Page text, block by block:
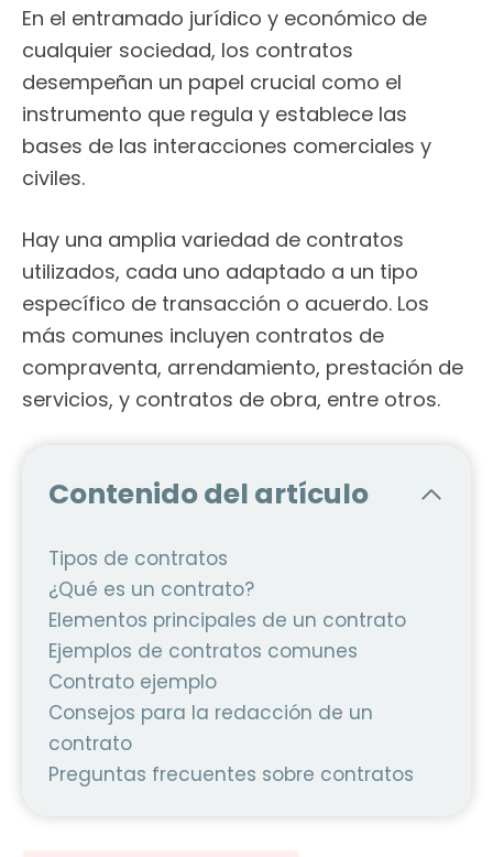
En el entramado jurídico y económico de
cualquier sociedad, los contratos
desempeñan un papel crucial como el
instrumento que regula y establece las
bases de las interacciones comerciales y
civiles.
Hay una amplia variedad de contratos
utilizados, cada uno adaptado a un tipo
específico de transacción o acuerdo. Los
más comunes incluyen contratos de
compraventa, arrendamiento, prestación de
servicios, y contratos de obra, entre otros.
Contenido del artículo
Tipos de contratos
¿Qué es un contrato?
Elementos principales de un contrato
Ejemplos de contratos comunes
Contrato ejemplo
Consejos para la redacción de un
contrato
Preguntas frecuentes sobre contratos